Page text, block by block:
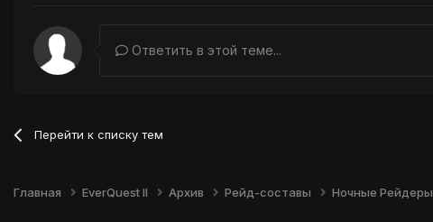
Ответить в этой теме...
Перейти к списку тем
Главная EverQuest II Архив Рейд-составы Ночные Рейдеры